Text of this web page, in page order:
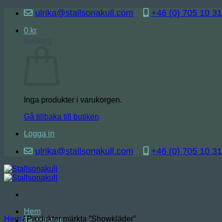
Skip
content
ulrika@stallsonakull.com +46 (0) 705 10
0 kr
Inga produkter i varukorgen.
Gå tillbaka till butiken
Logga in
ulrika@stallsonakull.com +46 (0) 705 10
Hem
Till Hästen
Hem /Produkter märkta ”Showkläder”